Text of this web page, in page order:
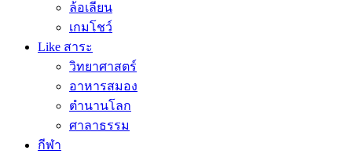
ล้อเลียน
เกมโชว์
Like สาระ
วิทยาศาสตร์
อาหารสมอง
ตำนานโลก
ศาลาธรรม
กีฬา